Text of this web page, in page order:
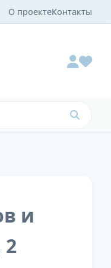
О проектеКонтакты
и
2